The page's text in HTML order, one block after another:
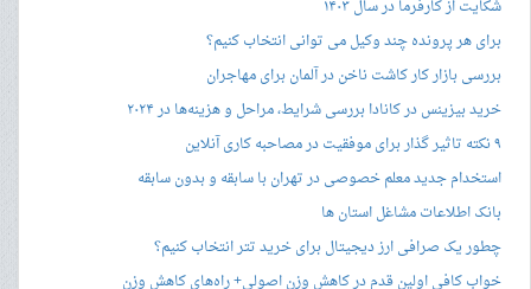
شکایت از کارفرما در سال ۱۴۰۳
برای هر پرونده چند وکیل می توانی انتخاب کنیم؟
بررسی بازار کار کاشت ناخن در آلمان برای مهاجران
خرید بیزینس در کانادا بررسی شرایط، مراحل و هزینه‌ها در ۲۰۲۴
۹ نکته تاثیر گذار برای موفقیت در مصاحبه کاری آنلاین
استخدام جدید معلم خصوصی در تهران با سابقه و بدون سابقه
بانک اطلاعات مشاغل استان ها
چطور یک صرافی ارز دیجیتال برای خرید تتر انتخاب کنیم؟
خواب کافی اولین قدم در کاهش وزن اصولی+ راه‌های کاهش وزن